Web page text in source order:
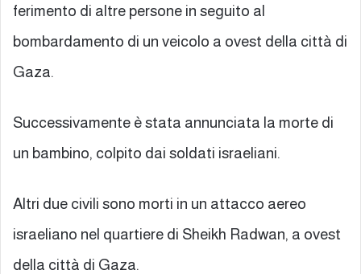
ferimento di altre persone in seguito al
bombardamento di un veicolo a ovest della città di
Gaza.
Successivamente è stata annunciata la morte di
un bambino, colpito dai soldati israeliani.
Altri due civili sono morti in un attacco aereo
israeliano nel quartiere di Sheikh Radwan, a ovest
della città di Gaza.